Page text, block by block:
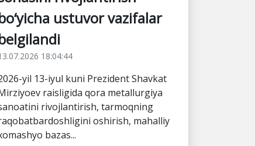
ustuvor vazifalar
18:04:44
yil 13-iyul kuni Prezident Shavkat
raisligida qora metallurgiya
rivojlantirish, tarmoqning
oshirish, mahalliy
bazas...